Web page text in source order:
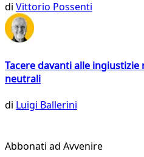
di Vittorio Possenti
Tacere davanti alle
neutrali
di Luigi Ballerini
Abbonati ad Avvenire